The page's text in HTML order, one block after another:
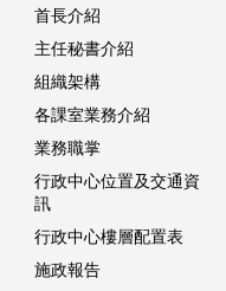
首長介紹
主任秘書介紹
組織架構
各課室業務介紹
業務職掌
行政中心位置及交通資
訊
行政中心樓層配置表
施政報告